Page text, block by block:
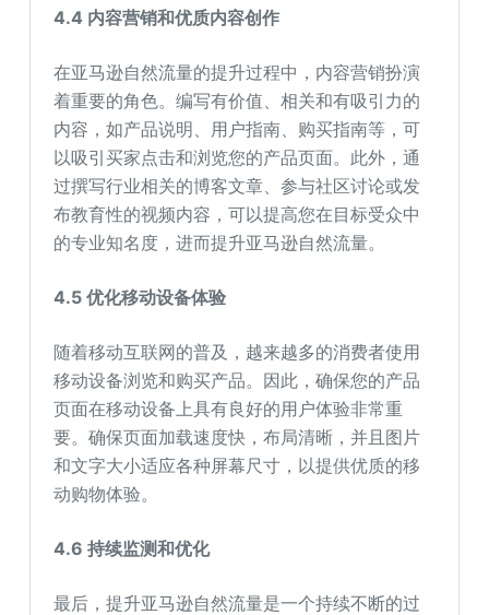
4.4 内容营销和优质内容创作
在亚马逊自然流量的提升过程中，内容营销扮演
着重要的角色。编写有价值、相关和有吸引力的
内容，如产品说明、用户指南、购买指南等，可
以吸引买家点击和浏览您的产品页面。此外，通
过撰写行业相关的博客文章、参与社区讨论或发
布教育性的视频内容，可以提高您在目标受众中
的专业知名度，进而提升亚马逊自然流量。
4.5 优化移动设备体验
随着移动互联网的普及，越来越多的消费者使用
移动设备浏览和购买产品。因此，确保您的产品
页面在移动设备上具有良好的用户体验非常重
要。确保页面加载速度快，布局清晰，并且图片
和文字大小适应各种屏幕尺寸，以提供优质的移
动购物体验。
4.6 持续监测和优化
最后，提升亚马逊自然流量是一个持续不断的过